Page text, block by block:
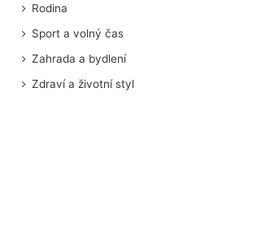
Rodina
Sport a volný čas
Zahrada a bydlení
Zdraví a životní styl